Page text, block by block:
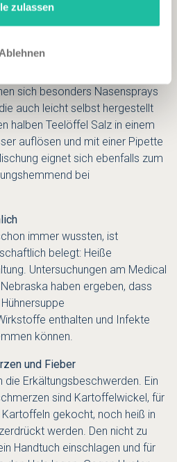
zulassen
Ablehnen
gesüßt - ist mit seinem
jetzt genau richtig. Kratzt der
sollten möglichst feucht
sich besonders Nasensprays
auch leicht selbst hergestellt
halben Teelöffel Salz in einem
auflösen und mit einer Pipette
eignet sich ebenfalls zum
bei
immer wussten, ist
belegt: Heiße
Untersuchungen am Medical
haben ergeben, dass
enthalten und Infekte
können.
und Fieber
Erkältungsbeschwerden. Ein
sind Kartoffelwickel, für
gekocht, noch heiß in
werden. Den nicht zu
Handtuch einschlagen und für